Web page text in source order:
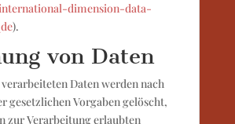
dimension-data-
).
von Daten
Daten werden nach
gesetzlichen Vorgaben gelöscht,
zur Verarbeitung erlaubten